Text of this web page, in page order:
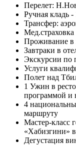
Перелет:
Ручная кладь
Трансфер:
Мед.страховка
Проживание в
Завтраки в
Экскурсии по
Услуги
Полет над
1 Ужин в
программой и
4
маршруту
Мастер-класс
«Хабизгини»
Дегустация